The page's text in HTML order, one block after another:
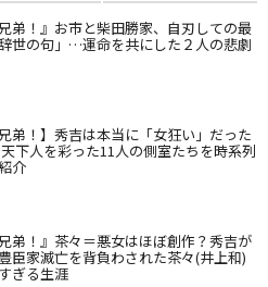
兄弟！』お市と柴田勝家、自刃しての最
世の句」…運命を共にした２人の悲劇
兄弟！】秀吉は本当に「女狂い」だった
下人を彩った11人の側室たちを時系列
介
兄弟！』茶々＝悪女はほぼ創作？秀吉が
臣家滅亡を背負わされた茶々(井上和)
ぎる生涯